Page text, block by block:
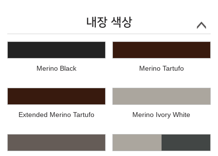
내장 색상
Merino Black Merino Tartufo
Extended Merino Tartufo Merino Ivory White